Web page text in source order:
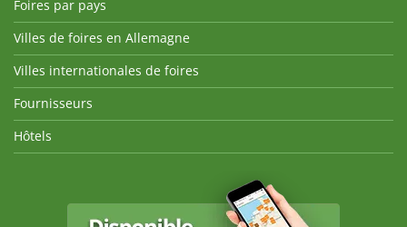
Foires par pays
Villes de foires en Allemagne
Villes internationales de foires
Fournisseurs
Hôtels